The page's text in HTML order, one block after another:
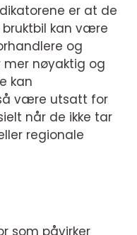
er at de
kan være
og
mer nøyaktig og
kan
være utsatt for
når de ikke tar
regionale
som påvirker